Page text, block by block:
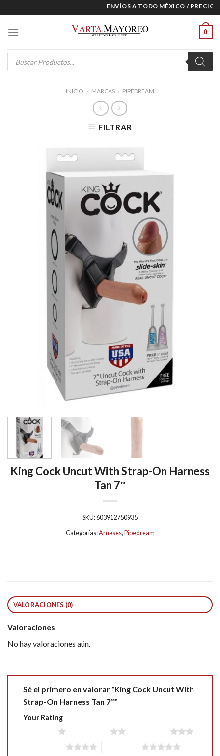
to
content
ENVÍOS A TODO MÉXICO / PRECIOS
0
Products
search
INICIO / MARCAS / PIPEDREAM
FILTRAR
King Cock Uncut With Strap-On Harness
Tan 7″
SKU:603912750935
Categorías:Arneses,Pipedream
VALORACIONES (0)
Valoraciones
No hay valoraciones aún.
Sé el primero en valorar “King Cock Uncut With
Strap-On Harness Tan 7″”
Your Rating